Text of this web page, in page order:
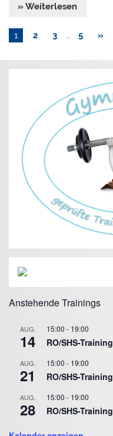
» Weiterlesen
1 2 3 … 5 »
Anstehende Trainings
AUG.
14
15:00 - 19:00
RO/SHS-Training
AUG.
21
15:00 - 19:00
RO/SHS-Training
AUG.
28
15:00 - 19:00
RO/SHS-Training